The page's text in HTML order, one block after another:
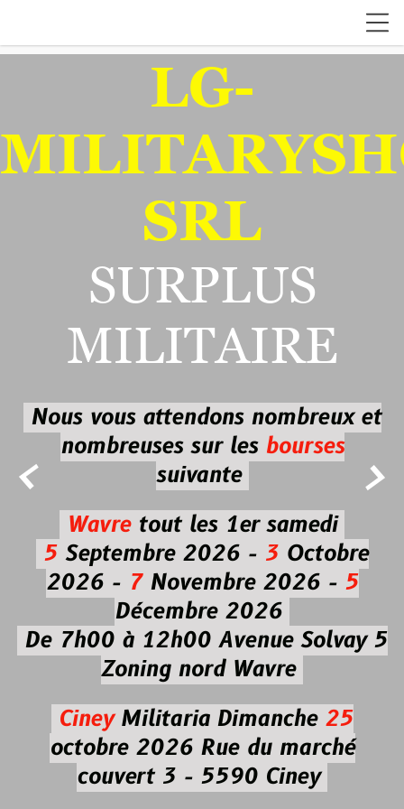
 
LG-
SRL
SURPLUS
MILITAIRE
Nous vous attendons nombreux et
nombreuses sur les bourses
suivante
Wavretout les 1er samedi
5Septembre 2026 - 3Octobre
2026 -7Novembre 2026 - 5
Décembre 2026
De 7h00 à 12h00 Avenue Solvay 5
Zoning nord Wavre
CineyMilitaria Dimanche 25
octobre 2026Rue du marché
couvert 3 - 5590 Ciney